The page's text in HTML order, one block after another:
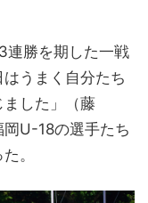
連勝を期した一戦
うまく自分たち
した」（藤
U-18の選手たち
。